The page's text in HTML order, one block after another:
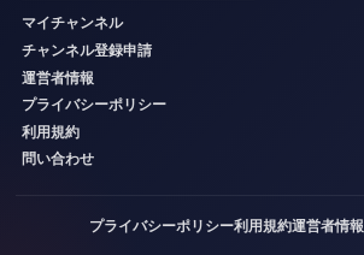
マイチャンネル
チャンネル登録申請
運営者情報
プライバシーポリシー
利用規約
問い合わせ
プライバシーポリシー利用規約運営者情報